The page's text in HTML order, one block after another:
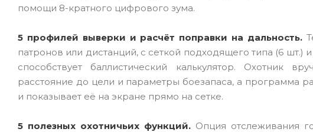
помощи 8-кратного цифрового зума.
5 профилей выверки и расчёт поправки на дальность.
патронов или дистанций, с сеткой подходящего типа (6 шт.)
способствует баллистический калькулятор. Охотник
расстояние до цели и параметры боезапаса, а программа
и показывает её на экране прямо на сетке.
5 полезных охотничьих функций.Опция отслеживания